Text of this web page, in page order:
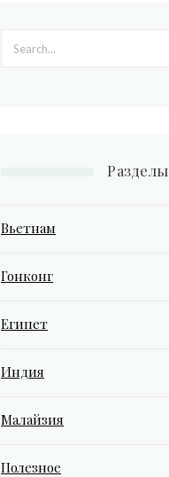
Search form
Разделы
Вьетнам
Гонконг
Египет
Индия
Малайзия
Полезное